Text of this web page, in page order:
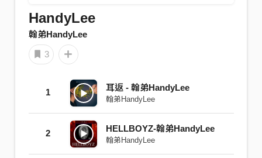
HandyLee
翰弟HandyLee
3
1 耳返 - 翰弟HandyLee
翰弟HandyLee
2 HELLBOYZ-翰弟HandyLee
翰弟HandyLee